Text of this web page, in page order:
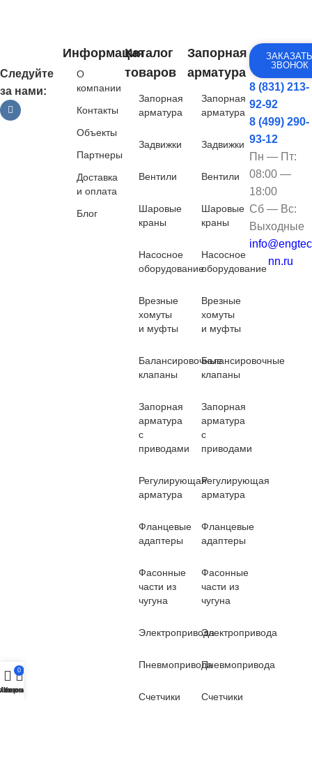
Следуйте
за нами:
Информация
О
компании
Контакты
Объекты
Партнеры
Доставка
и оплата
Блог
Каталог
товаров
Запорная
арматура
Задвижки
Вентили
Шаровые
краны
Насосное
оборудование
Врезные
хомуты
и муфты
Балансировочные
клапаны
Запорная
арматура
с
приводами
Регулирующая
арматура
Фланцевые
адаптеры
Фасонные
части из
чугуна
Электропривода
Пневмопривода
Счетчики
Запорная
арматура
Запорная
арматура
Задвижки
Вентили
Шаровые
краны
Насосное
оборудование
Врезные
хомуты
и муфты
Балансировочные
клапаны
Запорная
арматура
с
приводами
Регулирующая
арматура
Фланцевые
адаптеры
Фасонные
части из
чугуна
Электропривода
Пневмопривода
Счетчики
ЗВОНОК
8 (831) 213-
92-92
8 (499) 290-
93-12
Пн — Пт:
08:00 —
18:00
Сб — Вс:
Выходные
nn.ru
0
Корзина